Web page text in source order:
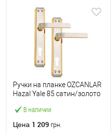
В наличии
Ручки на планке OZCANLAR
Hazal Yale 85 сатин/золото
Цена 1 209 грн.